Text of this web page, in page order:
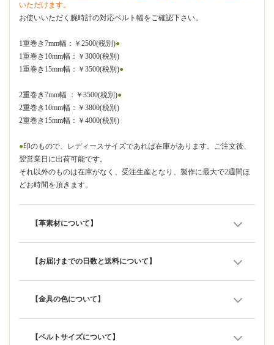
いただけます。
お使いいただく腕時計の対応ベルト幅をご確認下さい。
1重巻き7mm幅：￥2500(税別)●
1重巻き10mm幅：￥3000(税別)
1重巻き15mm幅：￥3500(税別)●
2重巻き7mm幅 ：￥3500(税別)●
2重巻き10mm幅：￥3800(税別)
2重巻き15mm幅：￥4000(税別)
●印のもので、レディースサイズであれば在庫があります。ご注文後、
翌営業日に出荷可能です。
それ以外のものは在庫がなく、受注生産となり、製作に最大で2週間ほ
どお時間を頂きます。
【革素材について】
【お届けまでの日数と送料について】
【金具の色について】
【ベルトサイズについて】